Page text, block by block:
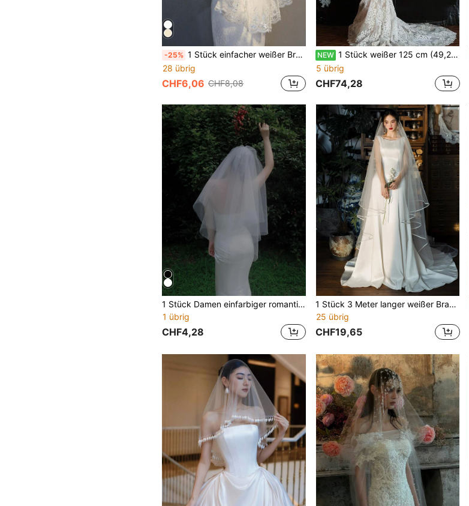
-25% 1 Stück einfacher weißer Brautschleier, beiger kurzer doppellagiger Mesh-Schleier mit 3D-Stickerei & Pailletten, eleganter Spitzen-Haarschmuck für Hochzeit, Party, Fotoshooting, Sommer, Strand, Festival, Geburtstag
28 übrig
CHF6,06 CHF8,08
NEW 1 Stück weißer 125 cm (49,21 Zoll) französischer Vintage langer Spitzengaze-Polka-Dot Brautschleier-Hut, geeignet für Braut Hochzeit Reise Fotografie Porträt Foto Requisite Styling Hut
5 übrig
CHF74,28
1 Stück Damen einfarbiger romantischer Brautschleier für Hochzeit, Party, Halloween, Sommer, Strand, Festival, elegant
1 übrig
CHF4,28
1 Stück 3 Meter langer weißer Brautschleier mit Satin-Kante und Kamm
25 übrig
CHF19,65